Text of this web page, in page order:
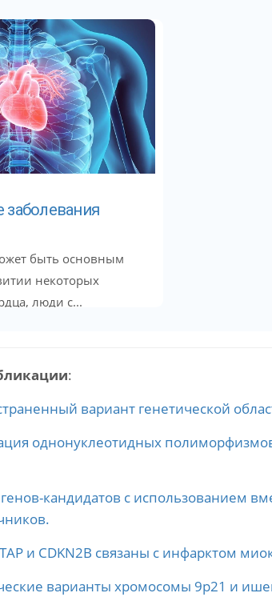
заболевания
быть основным
некоторых
люди с...
:
вариант генетической
однонуклеотидных
кандидатов с использованием
и CDKN2B связаны с инфарктом
варианты хромосомы 9p21 и